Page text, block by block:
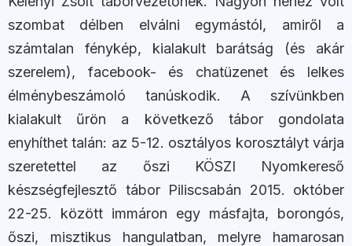
szombat délben elválni egymástól, amiről a
számtalan fénykép, kialakult barátság (és akár
szerelem), facebook- és chatüzenet és lelkes
élménybeszámoló tanúskodik. A szívünkben
kialakult űrön a következő tábor gondolata
enyhíthet talán: az 5-12. osztályos korosztályt várja
szeretettel az őszi KÖSZI Nyomkereső
készségfejlesztő tábor Piliscsabán 2015. október
22-25. között immáron egy másfajta, borongós,
őszi, misztikus hangulatban, melyre hamarosan